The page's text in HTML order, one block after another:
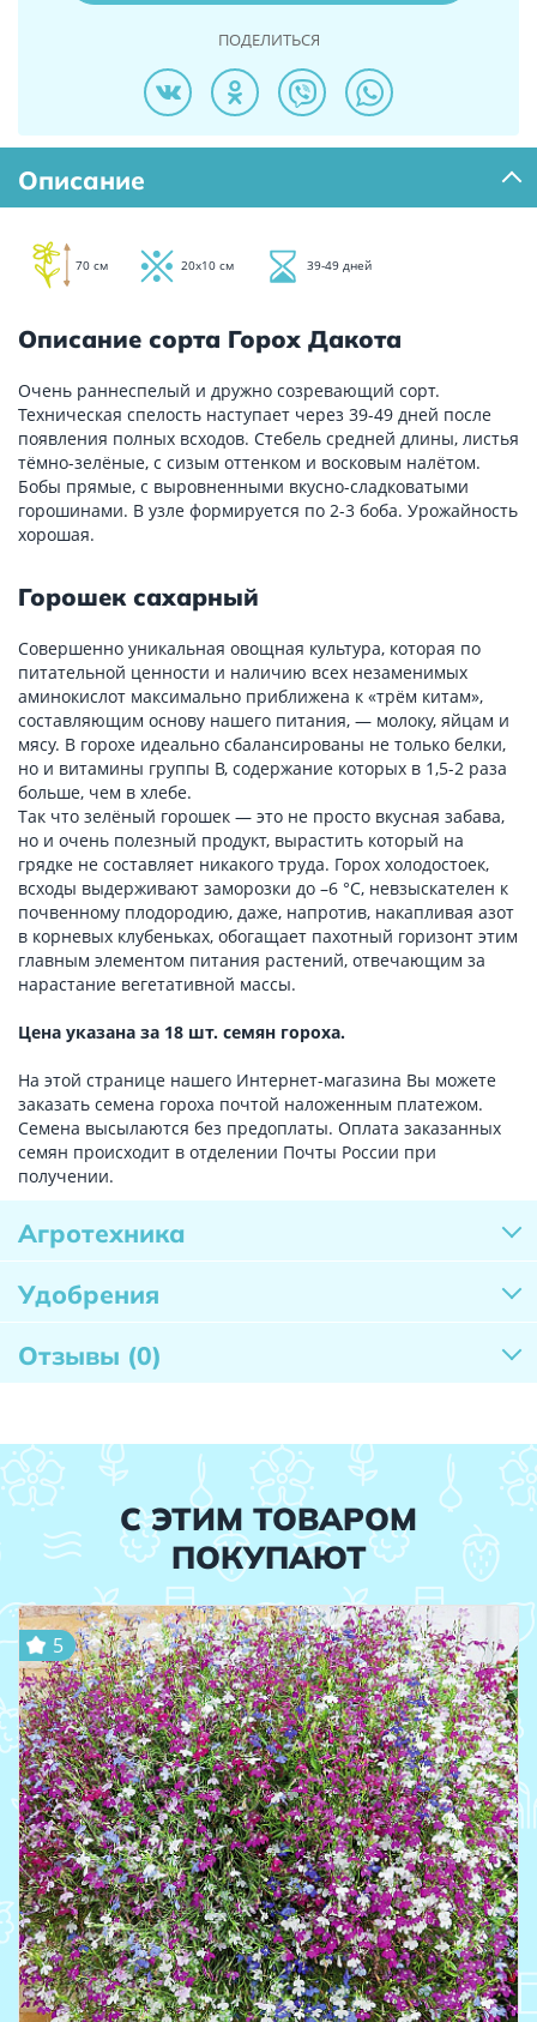
ПОДЕЛИТЬСЯ
Описание
70 см 20х10 см 39-49 дней
Описание сорта Горох Дакота
Очень раннеспелый и дружно созревающий сорт.
Техническая спелость наступает через 39-49 дней после
появления полных всходов. Стебель средней длины, листья
тёмно-зелёные, с сизым оттенком и восковым налётом.
Бобы прямые, с выровненными вкусно-сладковатыми
горошинами. В узле формируется по 2-3 боба. Урожайность
хорошая.
Горошек сахарный
Совершенно уникальная овощная культура, которая по
питательной ценности и наличию всех незаменимых
аминокислот максимально приближена к «трём китам»,
составляющим основу нашего питания, — молоку, яйцам и
мясу. В горохе идеально сбалансированы не только белки,
но и витамины группы В, содержание которых в 1,5-2 раза
больше, чем в хлебе.
Так что зелёный горошек — это не просто вкусная забава,
но и очень полезный продукт, вырастить который на
грядке не составляет никакого труда. Горох холодостоек,
всходы выдерживают заморозки до –6 °С, невзыскателен к
почвенному плодородию, даже, напротив, накапливая азот
в корневых клубеньках, обогащает пахотный горизонт этим
главным элементом питания растений, отвечающим за
нарастание вегетативной массы.
Цена указана за 18 шт. семян гороха.
На этой странице нашего Интернет-магазина Вы можете
заказать семена гороха почтой наложенным платежом.
Семена высылаются без предоплаты. Оплата заказанных
семян происходит в отделении Почты России при
получении.
Агротехника
Удобрения
Отзывы (0)
С ЭТИМ ТОВАРОМ
ПОКУПАЮТ
5